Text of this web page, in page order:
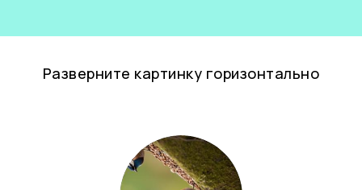
Разверните картинку горизонтально